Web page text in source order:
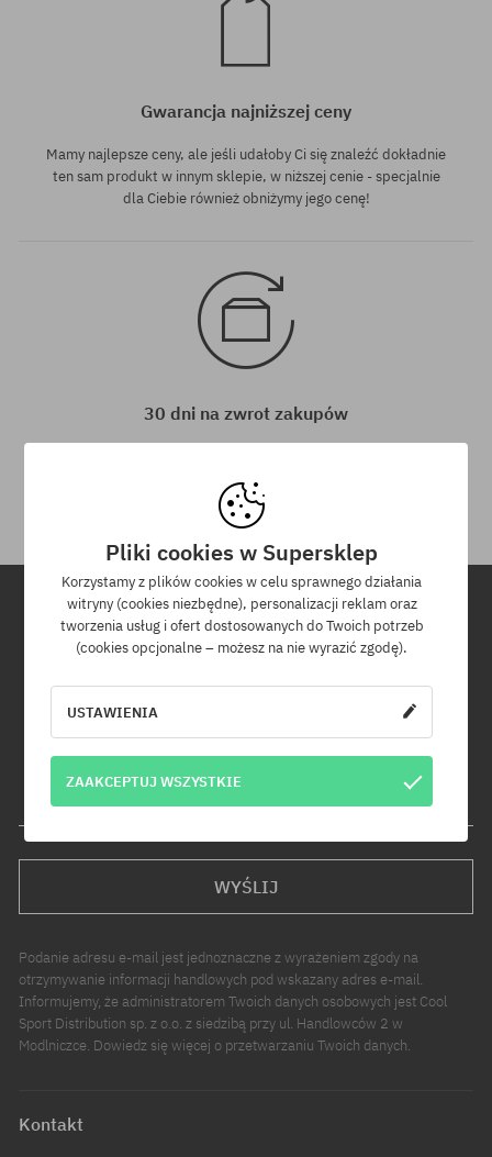
Gwarancja najniższej ceny
Mamy najlepsze ceny, ale jeśli udałoby Ci się znaleźć dokładnie
ten sam produkt w innym sklepie, w niższej cenie - specjalnie
dla Ciebie również obniżymy jego cenę!
30 dni na zwrot zakupów
otrzymania przesyłki.
Newsletter
Zapisz się do naszego newslettera, a dowiesz się jako pierwszy o
Dodatkowo otrzymasz kod rabatowy -5% na całe zamówienie!
Twój adres e-mail
WYŚLIJ
Podanie adresu e-mail jest jednoznaczne z wyrażeniem zgody na
otrzymywanie informacji handlowych pod wskazany adres e-mail.
Informujemy, że administratorem Twoich danych osobowych jest Cool
Sport Distribution sp. z o.o. z siedzibą przy ul. Handlowców 2 w
Modlniczce. Dowiedz się więcej o przetwarzaniu Twoich danych.
Kontakt
Pliki cookies w Supersklep
Korzystamy z plików cookies w celu sprawnego działania
witryny (cookies niezbędne), personalizacji reklam oraz
tworzenia usług i ofert dostosowanych do Twoich potrzeb
(cookies opcjonalne – możesz na nie wyrazić zgodę).
USTAWIENIA
ZAAKCEPTUJ WSZYSTKIE